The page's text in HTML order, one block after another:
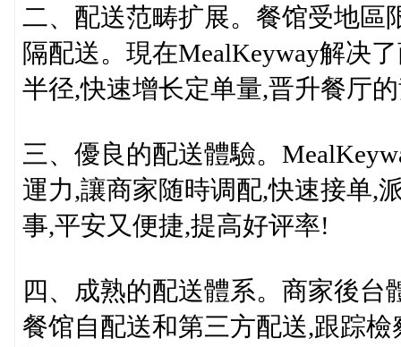
二、配送范畴扩展。餐馆受地區
隔配送。現在MealKeyway解决
半径,快速增长定单量,晋升餐厅
三、優良的配送體驗。
運力,讓商家随時调配,快速接单,
事,平安又便捷,提高好评率!
四、成熟的配送體系。商家後台
餐馆自配送和第三方配送,跟踪